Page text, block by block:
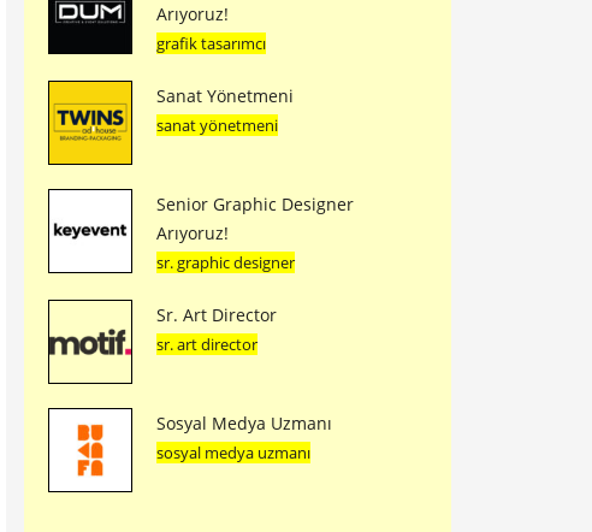
Arıyoruz!
grafik tasarımcı
Sanat Yönetmeni
sanat yönetmeni
Senior Graphic Designer
Arıyoruz!
sr. graphic designer
Sr. Art Director
sr. art director
Sosyal Medya Uzmanı
sosyal medya uzmanı